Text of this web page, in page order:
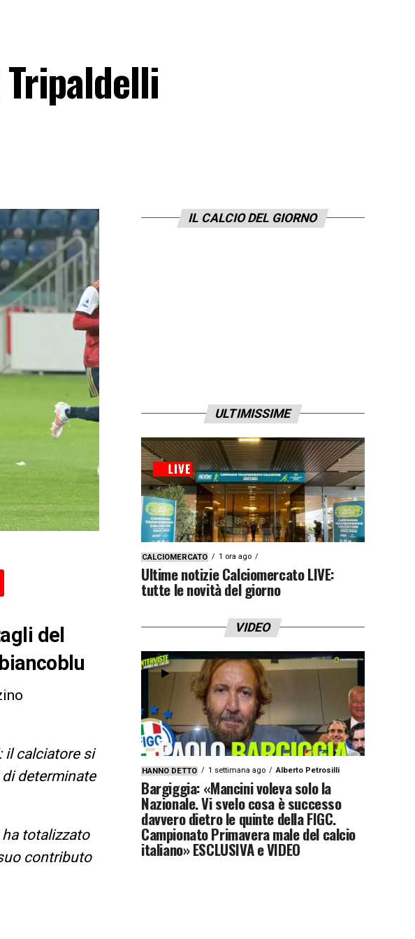
del
il calciatore si
determinate
totalizzato
contributo
IL CALCIO DEL GIORNO
ULTIMISSIME
CALCIOMERCATO 1 ora ago
Ultime notizie Calciomercato LIVE:
tutte le novità del giorno
VIDEO
HANNO DETTO 1 settimana ago Alberto Petrosilli
Bargiggia: «Mancini voleva solo la
Nazionale. Vi svelo cosa è successo
davvero dietro le quinte della FIGC.
Campionato Primavera male del calcio
italiano» ESCLUSIVA e VIDEO